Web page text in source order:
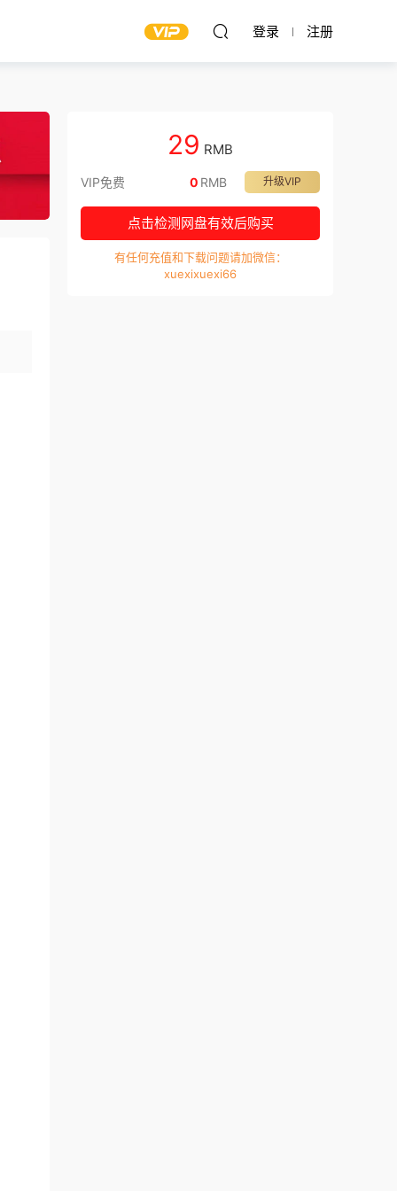
登录 注册
29 RMB
VIP免费 升级VIP
0 RMB
点击检测网盘有效后购买
有任何充值和下载问题请加微信：
xuexixuexi66